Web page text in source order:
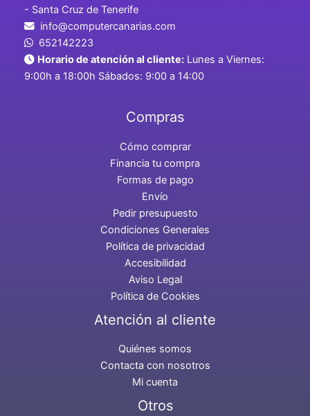
- Santa Cruz de Tenerife
info@computercanarias.com
652142223
Horario de atención al cliente: Lunes a Viernes:
9:00h a 18:00h Sábados: 9:00 a 14:00
Compras
Cómo comprar
Financia tu compra
Formas de pago
Envío
Pedir presupuesto
Condiciones Generales
Política de privacidad
Accesibilidad
Aviso Legal
Política de Cookies
Atención al cliente
Quiénes somos
Contacta con nosotros
Mi cuenta
Otros